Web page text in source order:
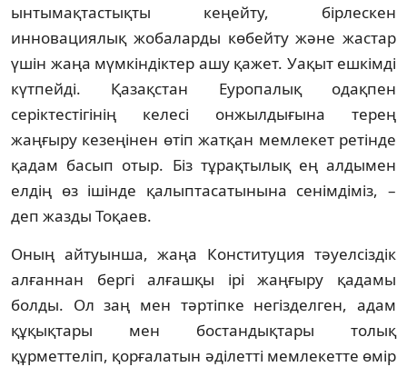
ынтымақтастықты кеңейту, бірлескен
инновациялық жобаларды көбейту және жастар
үшін жаңа мүмкіндіктер ашу қажет. Уақыт ешкімді
күтпейді. Қазақстан Еуропалық одақпен
серіктестігінің келесі онжылдығына терең
жаңғыру кезеңінен өтіп жатқан мемлекет ретінде
қадам басып отыр. Біз тұрақтылық ең алдымен
елдің өз ішінде қалыптасатынына сенімдіміз, –
деп жазды Тоқаев.
Оның айтуынша, жаңа Конституция тәуелсіздік
алғаннан бергі алғашқы ірі жаңғыру қадамы
болды. Ол заң мен тәртіпке негізделген, адам
құқықтары мен бостандықтары толық
құрметтеліп, қорғалатын әділетті мемлекетте өмір